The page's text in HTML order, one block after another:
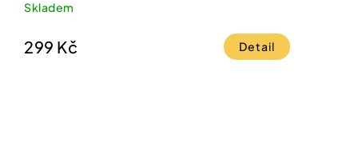
Skladem
299 Kč Detail